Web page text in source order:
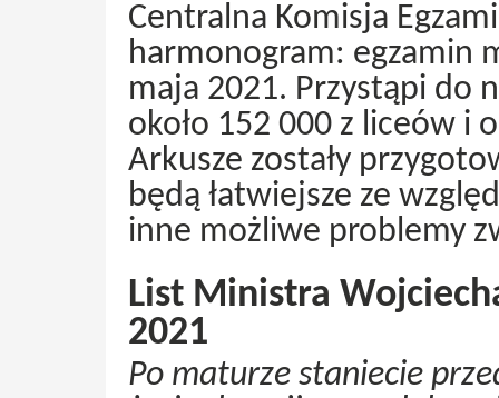
Centralna Komisja
harmonogram: egzamin
maja 2021. Przystąpi do
około 152 000 z liceów i
Arkusze zostały
będą łatwiejsze ze
inne możliwe problemy
List Ministra
2021
Po maturze staniecie